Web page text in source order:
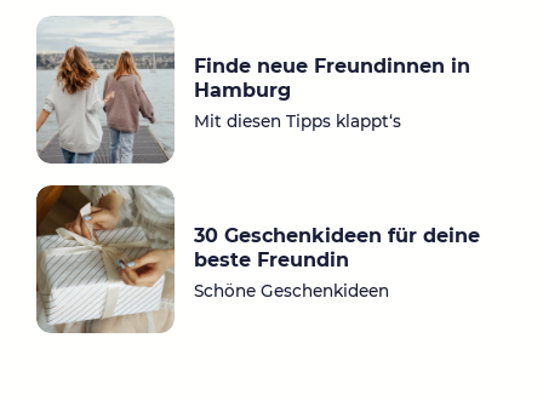
Finde neue Freundinnen in
Hamburg
Mit diesen Tipps klappt‘s
30 Geschenkideen für deine
beste Freundin
Schöne Geschenkideen